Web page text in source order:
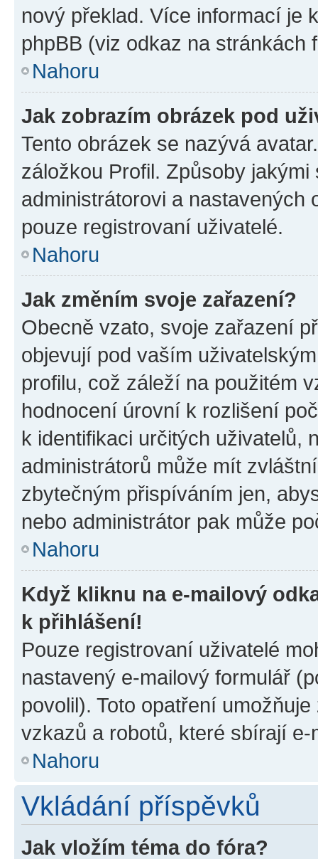
nový překlad. Více informací je
phpBB (viz odkaz na stránkách
Nahoru
Jak zobrazím obrázek pod
Tento obrázek se nazývá
záložkou Profil. Způsoby
administrátorovi a nastavených
pouze registrovaní uživatelé.
Nahoru
Jak změním svoje zařazení?
Obecně vzato, svoje zařazení
objevují pod vaším
profilu, což záleží na použitém
hodnocení úrovní k rozlišení
k identifikaci určitých uživatelů,
administrátorů může mít
zbytečným přispíváním jen,
nebo administrátor pak může
Nahoru
Když kliknu na e-mailový
k přihlášení!
Pouze registrovaní uživatelé
nastavený e-mailový formulář
povolil). Toto opatření
vzkazů a robotů, které sbírají e-
Nahoru
Vkládání příspěvků
Jak vložím téma do fóra?